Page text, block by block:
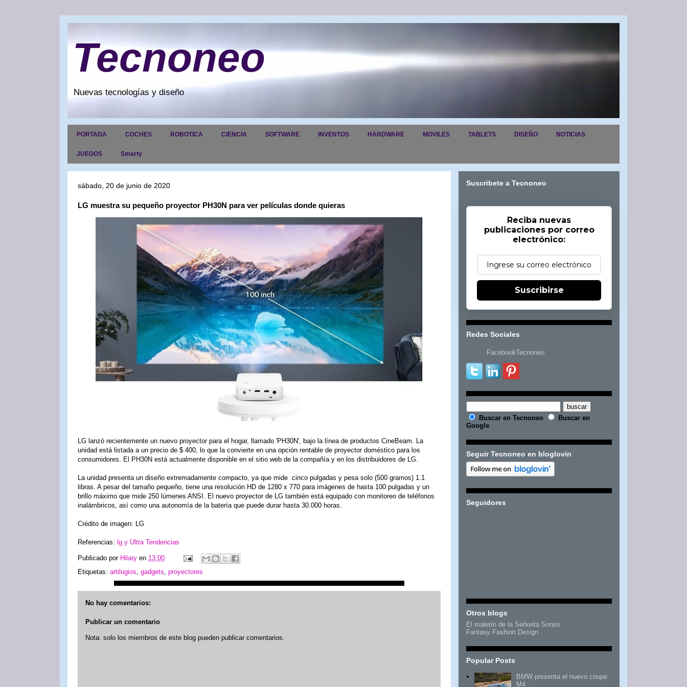
Tecnoneo
Nuevas tecnologías y diseño
PORTADA COCHES ROBOTICA CIENCIA SOFTWARE INVENTOS HARDWARE MOVILES TABLETS DISEÑO NOTICIAS
JUEGOS Smarty
sábado, 20 de junio de 2020
LG muestra su pequeño proyector PH30N para ver películas donde quieras
LG lanzó recientemente un nuevo proyector para el hogar, llamado 'PH30N', bajo la línea de productos CineBeam. La
unidad está listada a un precio de $ 400, lo que la convierte en una opción rentable de proyector doméstico para los
consumidores. El PH30N está actualmente disponible en el sitio web de la compañía y en los distribuidores de LG.
La unidad presenta un diseño extremadamente compacto, ya que mide cinco pulgadas y pesa solo (500 gramos) 1.1
libras. A pesar del tamaño pequeño, tiene una resolución HD de 1280 x 770 para imágenes de hasta 100 pulgadas y un
brillo máximo que mide 250 lúmenes ANSI. El nuevo proyector de LG también está equipado con monitoreo de teléfonos
inalámbricos, así como una autonomía de la batería que puede durar hasta 30.000 horas.
Crédito de imagen: LG
Referencias: lg y Ultra Tendencias
Publicado por Hilary en 13:00
Etiquetas: artilugios, gadgets, proyectores
No hay comentarios:
Publicar un comentario
Nota: solo los miembros de este blog pueden publicar comentarios.
Suscribete a Tecnoneo
Reciba nuevas
publicaciones por correo
electrónico:
Suscribirse
Redes Sociales
FacebookTecnoneo
Buscar en Tecnoneo
Buscar en
Google
Seguir Tecnoneo en bloglovin
Seguidores
Otros blogs
El maletín de la Señorita Sonso
Fantasy Fashion Design
Popular Posts
BMW presenta el nuevo coupé
M4